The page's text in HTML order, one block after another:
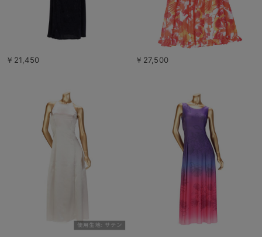
￥21,450 ￥27,500